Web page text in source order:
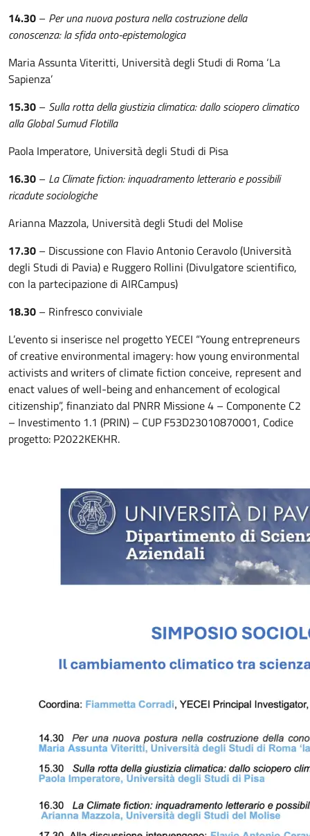
14.30 – Per una nuova postura nella costruzione della
conoscenza: la sfida onto-epistemologica
Maria Assunta Viteritti, Università degli Studi di Roma ‘La
Sapienza’
15.30 – Sulla rotta della giustizia climatica: dallo sciopero climatico
alla Global Sumud Flotilla
Paola Imperatore, Università degli Studi di Pisa
16.30 – La Climate fiction: inquadramento letterario e possibili
ricadute sociologiche
Arianna Mazzola, Università degli Studi del Molise
17.30 – Discussione con Flavio Antonio Ceravolo (Università
degli Studi di Pavia) e Ruggero Rollini (Divulgatore scientifico,
con la partecipazione di AIRCampus)
18.30 – Rinfresco conviviale
L’evento si inserisce nel progetto YECEI “Young entrepreneurs
of creative environmental imagery: how young environmental
activists and writers of climate fiction conceive, represent and
enact values of well-being and enhancement of ecological
citizenship”, finanziato dal PNRR Missione 4 – Componente C2
– Investimento 1.1 (PRIN) – CUP F53D23010870001, Codice
progetto: P2022KEKHR.